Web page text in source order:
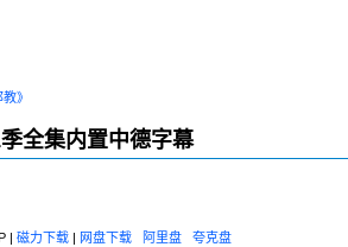
》
全集内置中德字幕
| 磁力下载 | 网盘下载 阿里盘
夸克盘